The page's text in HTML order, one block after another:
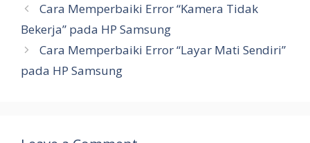
Cara Memperbaiki Error “Kamera Tidak
Bekerja” pada HP Samsung
Cara Memperbaiki Error “Layar Mati Sendiri”
pada HP Samsung